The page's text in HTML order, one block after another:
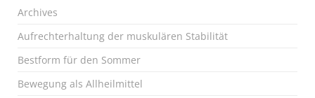
Archives
Aufrechterhaltung der muskulären Stabilität
Bestform für den Sommer
Bewegung als Allheilmittel